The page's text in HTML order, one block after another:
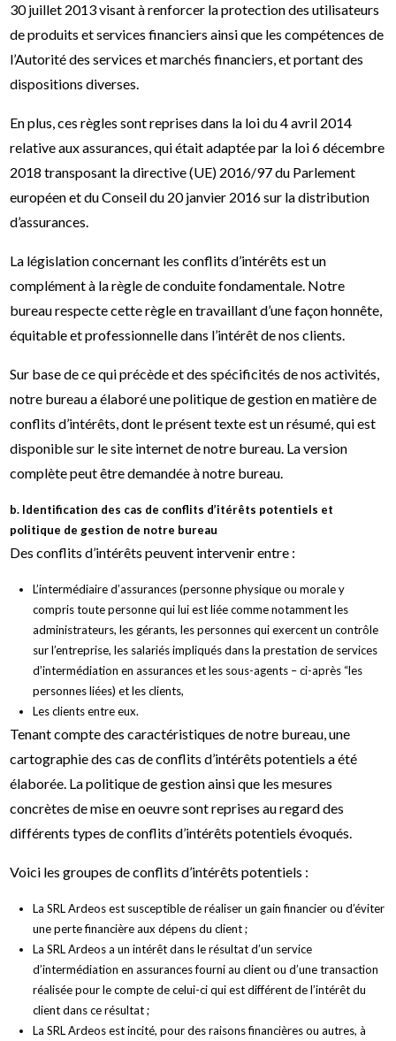
30 juillet 2013 visant à renforcer la protection des utilisateurs
de produits et services financiers ainsi que les compétences de
l’Autorité des services et marchés financiers, et portant des
dispositions diverses.
En plus, ces règles sont reprises dans la loi du 4 avril 2014
relative aux assurances, qui était adaptée par la loi 6 décembre
2018 transposant la directive (UE) 2016/97 du Parlement
européen et du Conseil du 20 janvier 2016 sur la distribution
d’assurances.
La législation concernant les conflits d’intérêts est un
complément à la règle de conduite fondamentale. Notre
bureau respecte cette règle en travaillant d’une façon honnête,
équitable et professionnelle dans l’intérêt de nos clients.
Sur base de ce qui précède et des spécificités de nos activités,
notre bureau a élaboré une politique de gestion en matière de
conflits d’intérêts, dont le présent texte est un résumé, qui est
disponible sur le site internet de notre bureau. La version
complète peut être demandée à notre bureau.
b. Identification des cas de conflits d’itérêts potentiels et
politique de gestion de notre bureau
Des conflits d’intérêts peuvent intervenir entre :
L’intermédiaire d’assurances (personne physique ou morale y
compris toute personne qui lui est liée comme notamment les
administrateurs, les gérants, les personnes qui exercent un contrôle
sur l’entreprise, les salariés impliqués dans la prestation de services
d’intermédiation en assurances et les sous-agents – ci-après “les
personnes liées) et les clients,
Les clients entre eux.
Tenant compte des caractéristiques de notre bureau, une
cartographie des cas de conflits d’intérêts potentiels a été
élaborée. La politique de gestion ainsi que les mesures
concrètes de mise en oeuvre sont reprises au regard des
différents types de conflits d’intérêts potentiels évoqués.
Voici les groupes de conflits d’intérêts potentiels :
La SRL Ardeos est susceptible de réaliser un gain financier ou d’éviter
une perte financière aux dépens du client ;
La SRL Ardeos a un intérêt dans le résultat d’un service
d’intermédiation en assurances fourni au client ou d’une transaction
réalisée pour le compte de celui-ci qui est différent de l’intérêt du
client dans ce résultat ;
La SRL Ardeos est incité, pour des raisons financières ou autres, à